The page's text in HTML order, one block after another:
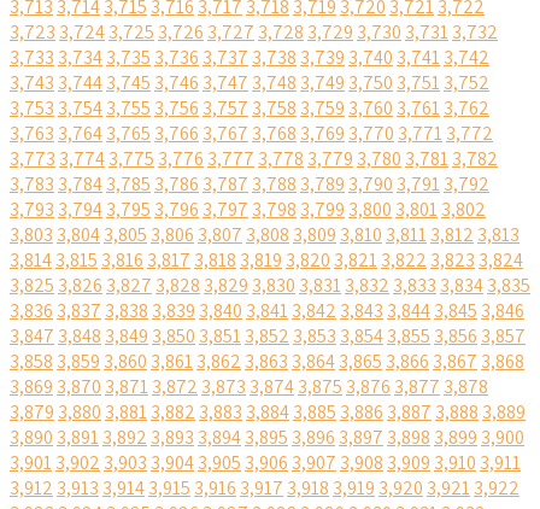
3,713 3,7143,715 3,716 3,717 3,718 3,719 3,720 3,7213,722
3,723 3,7243,725 3,726 3,727 3,728 3,729 3,730 3,7313,732
3,733 3,7343,735 3,736 3,737 3,738 3,739 3,740 3,7413,742
3,743 3,7443,745 3,746 3,747 3,748 3,749 3,750 3,7513,752
3,753 3,7543,755 3,756 3,757 3,758 3,759 3,760 3,7613,762
3,763 3,7643,765 3,766 3,767 3,768 3,769 3,770 3,7713,772
3,773 3,7743,775 3,776 3,777 3,778 3,779 3,780 3,7813,782
3,783 3,7843,785 3,786 3,787 3,788 3,789 3,790 3,7913,792
3,793 3,7943,795 3,796 3,797 3,798 3,799 3,800 3,8013,802
3,803 3,8043,805 3,806 3,807 3,808 3,809 3,810 3,8113,812 3,813
3,8143,815 3,816 3,817 3,818 3,819 3,820 3,8213,822 3,823 3,824
3,825 3,826 3,827 3,828 3,829 3,830 3,8313,832 3,833 3,8343,835
3,836 3,837 3,838 3,839 3,840 3,8413,842 3,843 3,8443,845 3,846
3,847 3,848 3,849 3,850 3,8513,852 3,853 3,8543,855 3,856 3,857
3,858 3,859 3,860 3,8613,862 3,863 3,8643,865 3,866 3,867 3,868
3,869 3,870 3,8713,872 3,873 3,8743,875 3,876 3,877 3,878
3,879 3,880 3,8813,882 3,883 3,8843,885 3,886 3,887 3,888 3,889
3,890 3,8913,892 3,893 3,8943,895 3,896 3,897 3,898 3,899 3,900
3,9013,902 3,903 3,9043,905 3,906 3,907 3,908 3,909 3,910 3,911
3,912 3,913 3,9143,915 3,916 3,917 3,918 3,919 3,920 3,9213,922